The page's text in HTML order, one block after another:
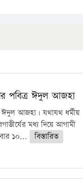
পবিত্র ঈদুল আজহা
আজহা। যথাযথ ধর্মীয়
মধ্য দিয়ে আগামী
১০...
বিস্তারিত